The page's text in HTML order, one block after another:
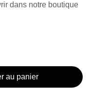
dans notre boutique
au panier